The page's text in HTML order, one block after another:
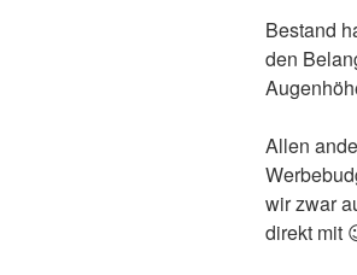
Bestand
den
Allen
wir zwar
direkt mit